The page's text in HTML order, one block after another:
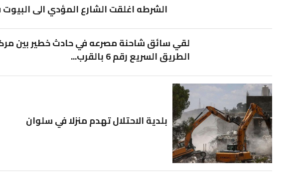
الشرطه اغلقت الشارع المؤدي الى البيوت
لقي سائق شاحنة مصرعه في حادث خطير بين
الطريق السريع رقم 6 بالقرب...
بلدية الاحتلال تهدم منزلا في سلوان